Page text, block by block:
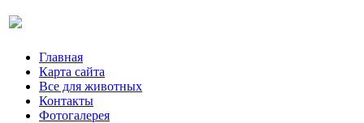
Главная
Карта сайта
Все для животных
Контакты
Фотогалерея